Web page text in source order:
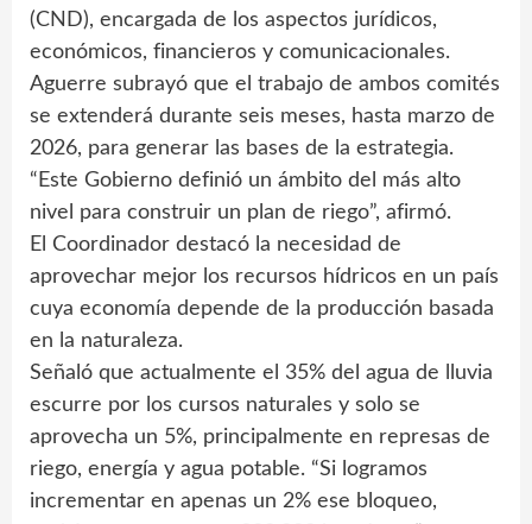
(CND), encargada de los aspectos jurídicos,
económicos, financieros y comunicacionales.
Aguerre subrayó que el trabajo de ambos comités
se extenderá durante seis meses, hasta marzo de
2026, para generar las bases de la estrategia.
“Este Gobierno definió un ámbito del más alto
nivel para construir un plan de riego”, afirmó.
El Coordinador destacó la necesidad de
aprovechar mejor los recursos hídricos en un país
cuya economía depende de la producción basada
en la naturaleza.
Señaló que actualmente el 35% del agua de lluvia
escurre por los cursos naturales y solo se
aprovecha un 5%, principalmente en represas de
riego, energía y agua potable. “Si logramos
incrementar en apenas un 2% ese bloqueo,